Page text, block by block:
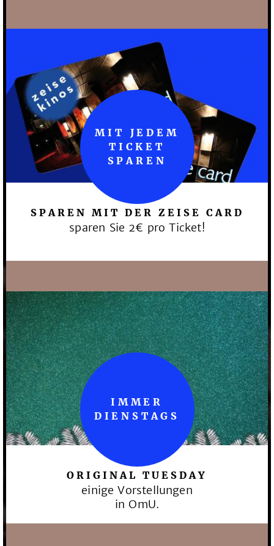
SPAREN MIT DER ZEISE CARD
sparen Sie 2€ pro Ticket!
MIT JEDEM
TICKET
SPAREN
ORIGINAL TUESDAY
einige Vorstellungen
in OmU.
IMMER
DIENSTAGS